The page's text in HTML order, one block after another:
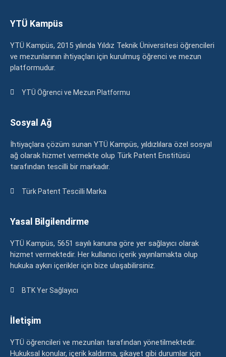
YTÜ Kampüs
YTÜ Kampüs, 2015 yılında Yıldız Teknik Üniversitesi öğrencileri
ve mezunlarının ihtiyaçları için kurulmuş öğrenci ve mezun
platformudur.
YTÜ Öğrenci ve Mezun Platformu
Sosyal Ağ
İhtiyaçlara çözüm sunan YTÜ Kampüs, yıldızlılara özel sosyal
ağ olarak hizmet vermekte olup Türk Patent Enstitüsü
tarafından tescilli bir markadır.
Türk Patent Tescilli Marka
Yasal Bilgilendirme
YTÜ Kampüs, 5651 sayılı kanuna göre yer sağlayıcı olarak
hizmet vermektedir. Her kullanıcı içerik yayınlamakta olup
hukuka aykırı içerikler için bize ulaşabilirsiniz.
BTK Yer Sağlayıcı
İletişim
YTÜ öğrencileri ve mezunları tarafından yönetilmektedir.
Hukuksal konular, içerik kaldırma, şikayet gibi durumlar için